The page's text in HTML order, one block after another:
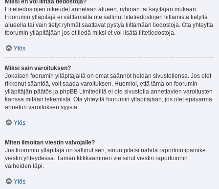
Miksi en voi liittää tiedostoja?
Liitetiedostojen oikeudet annetaan alueen, ryhmän tai käyttäjän mukaan.
Foorumin ylläpitäjä ei välttämättä ole sallinut liitetiedostojen liittämistä tietyllä
alueella tai vain tietyt ryhmät saattavat pystyä liittämään tiedostoja. Ota yhteyttä
foorumin ylläpitäjään jos et tiedä miksi et voi lisätä liitetiedostoja.
Ylös
Miksi sain varoituksen?
Jokaisen foorumin ylläpitäjällä on omat säännöt heidän sivustollensa. Jos olet
rikkonut sääntöä, voit saada varoituksen. Huomioi, että tämä on foorumin
ylläpitäjän päätös ja phpBB Limitedillä ei ole sivustolla annettavien varoitusten
kanssa mitään tekemistä. Ota yhteyttä foorumin ylläpitäjään, jos olet epävarma
annetun varoituksen syystä.
Ylös
Miten ilmoitan viestin valvojalle?
Jos foorumin ylläpitäjä on sallinut sen, sinun pitäisi nähdä raportointipainike
viestin yhteydessä. Tämän klikkaaminen vie sinut viestin raportoinnin
vaiheiden läpi.
Ylös